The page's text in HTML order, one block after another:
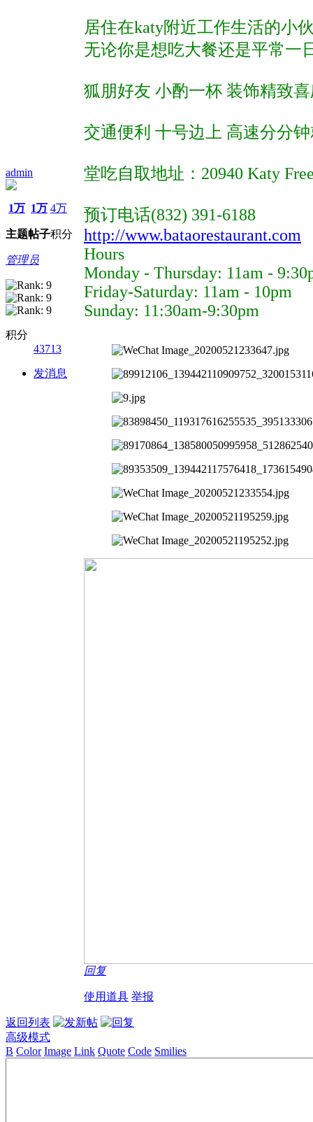
admin
1万
主题
1万
帖子
4万
积分
管理员
积分
43713
发消息
居住在katy附近工作生活的小
无论你是想吃大餐还是平常一
狐朋好友 小酌一杯 装饰精致
交通便利 十号边上 高速分分
堂吃自取地址：20940 Katy
预订电话(832) 391-6188
http://www.bataorestaurant.com
Hours
Monday - Thursday: 11am -
Friday-Saturday: 11am - 10pm
Sunday: 11:30am-9:30pm
回复
使用道具 举报
返回列表
高级模式
B Color Image Link Quote Code Smilies